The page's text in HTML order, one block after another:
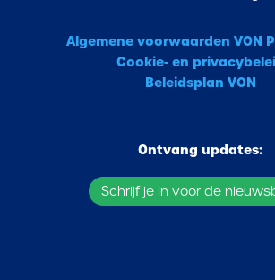
Algemene voorwaarden VON
Cookie- en
Beleidsplan VON
Ontvang updates:
Schrijf je in voor de